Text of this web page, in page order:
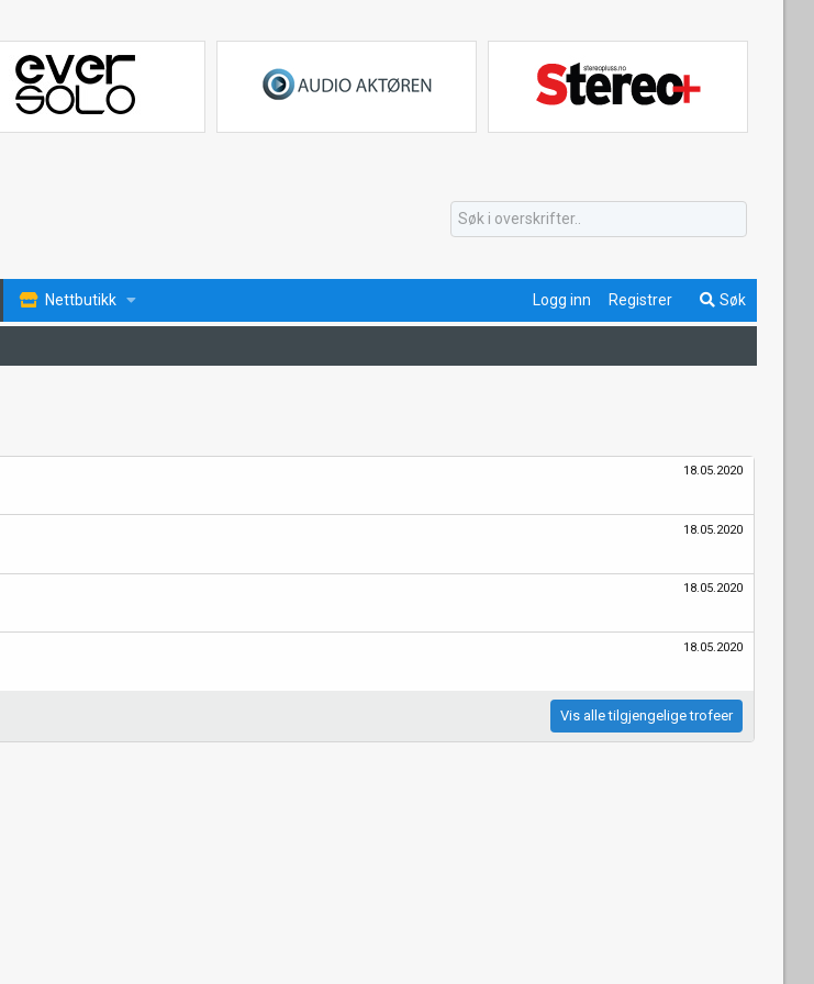
Nettbutikk Logg inn Registrer Søk
18.05.2020
18.05.2020
18.05.2020
18.05.2020
Vis alle tilgjengelige trofeer